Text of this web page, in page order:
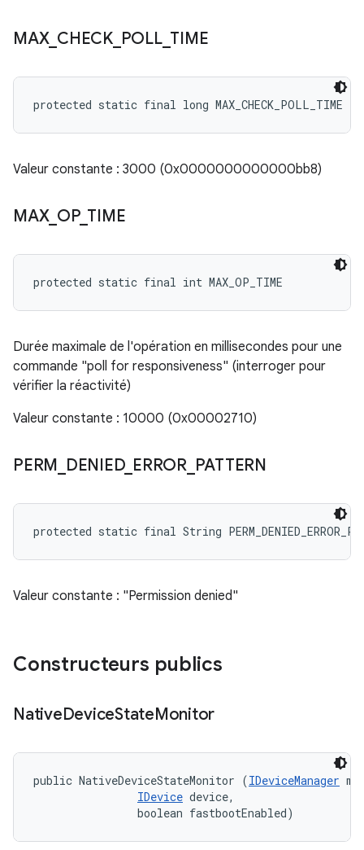
MAX_ CHECK_ POLL_ TIME
protected static final long MAX_CHECK_POLL_TIME
Valeur constante : 3000 (0x0000000000000bb8)
MAX_ OP_ TIME
protected static final int MAX_OP_TIME
Durée maximale de l'opération en millisecondes pour une
commande "poll for responsiveness" (interroger pour
vérifier la réactivité)
Valeur constante : 10000 (0x00002710)
PERM DENIED_ ERROR_ PATTERN
protected static final String
Valeur constante : "Permission denied"
Constructeurs publics
NativeDeviceStateMonitor
public NativeDeviceStateMonitor (IDeviceManager
IDevice device,
                boolean fastbootEnabled)